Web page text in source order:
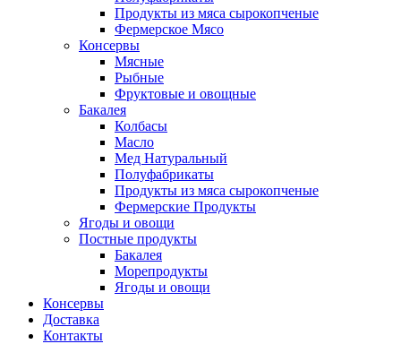
Продукты из мяса сырокопченые
Фермерское Мясо
Консервы
Мясные
Рыбные
Фруктовые и овощные
Бакалея
Колбасы
Масло
Мед Натуральный
Полуфабрикаты
Продукты из мяса сырокопченые
Фермерские Продукты
Ягоды и овощи
Постные продукты
Бакалея
Морепродукты
Ягоды и овощи
Консервы
Доставка
Контакты